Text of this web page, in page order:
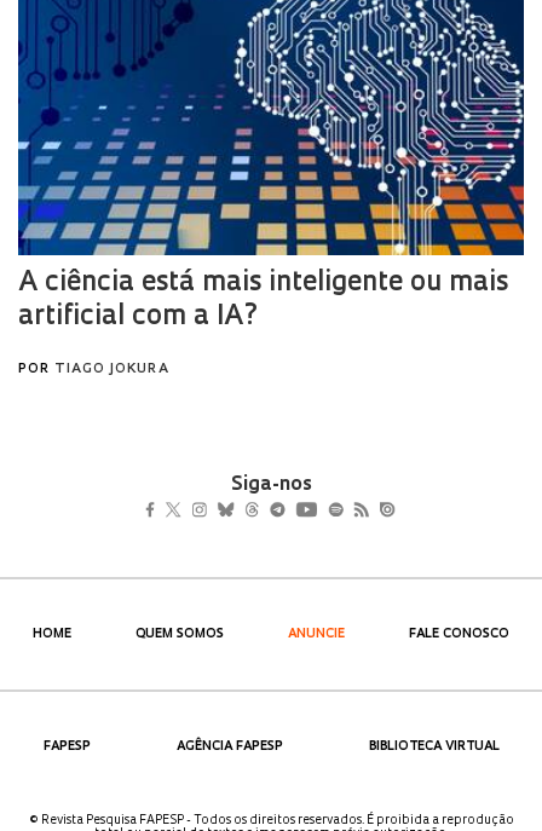
Siga-nos
HOME QUEM SOMOS ANUNCIE FALE CONOSCO
FAPESP AGÊNCIA FAPESP BIBLIOTECA VIRTUAL
© Revista Pesquisa FAPESP - Todos os direitos reservados. É proibida a reprodução